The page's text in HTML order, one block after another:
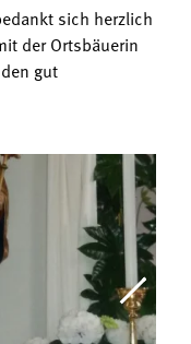
sich herzlich
der Ortsbäuerin
gut